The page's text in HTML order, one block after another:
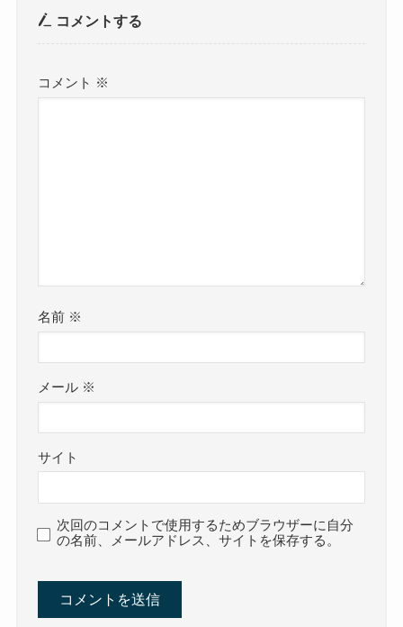
コメントする
コメント ※
名前 ※
メール ※
サイト
次回のコメントで使用するためブラウザーに自分
の名前、メールアドレス、サイトを保存する。